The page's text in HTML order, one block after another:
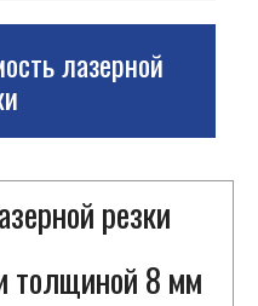
лазерной
резки
толщиной 8 мм